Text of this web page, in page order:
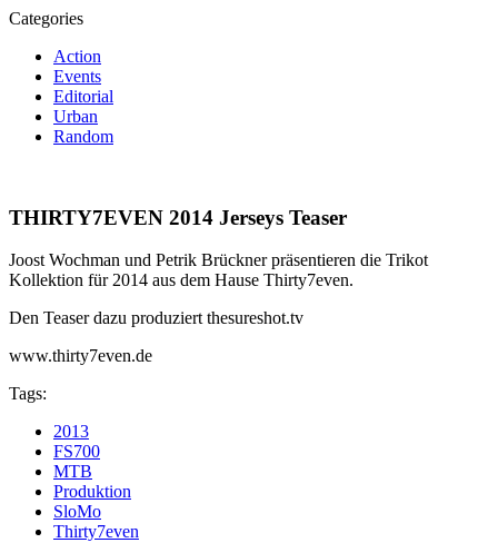
Categories
Action
Events
Editorial
Urban
Random
THIRTY7EVEN 2014 Jerseys Teaser
Joost Wochman und Petrik Brückner präsentieren die Trikot
Kollektion für 2014 aus dem Hause Thirty7even.
Den Teaser dazu produziert thesureshot.tv
www.thirty7even.de
Tags:
2013
FS700
MTB
Produktion
SloMo
Thirty7even